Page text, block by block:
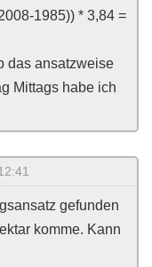
1985)) * 3,84 =
das ansatzweise
Mittags habe ich
gefunden
komme. Kann